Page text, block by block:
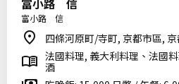
富小路 信
富小路 信
四條河原町/寺町, 京都市區,
法國料理, 義大利料理、法國
酒